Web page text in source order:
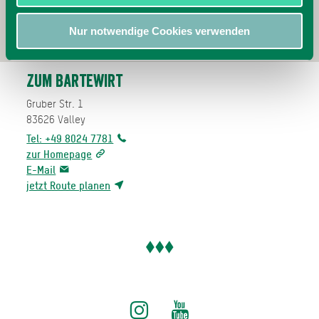
Nur notwendige Cookies verwenden
Zum Bartewirt
Gruber Str. 1
83626 Valley
Tel: +49 8024 7781
zur Homepage
E-Mail
jetzt Route planen